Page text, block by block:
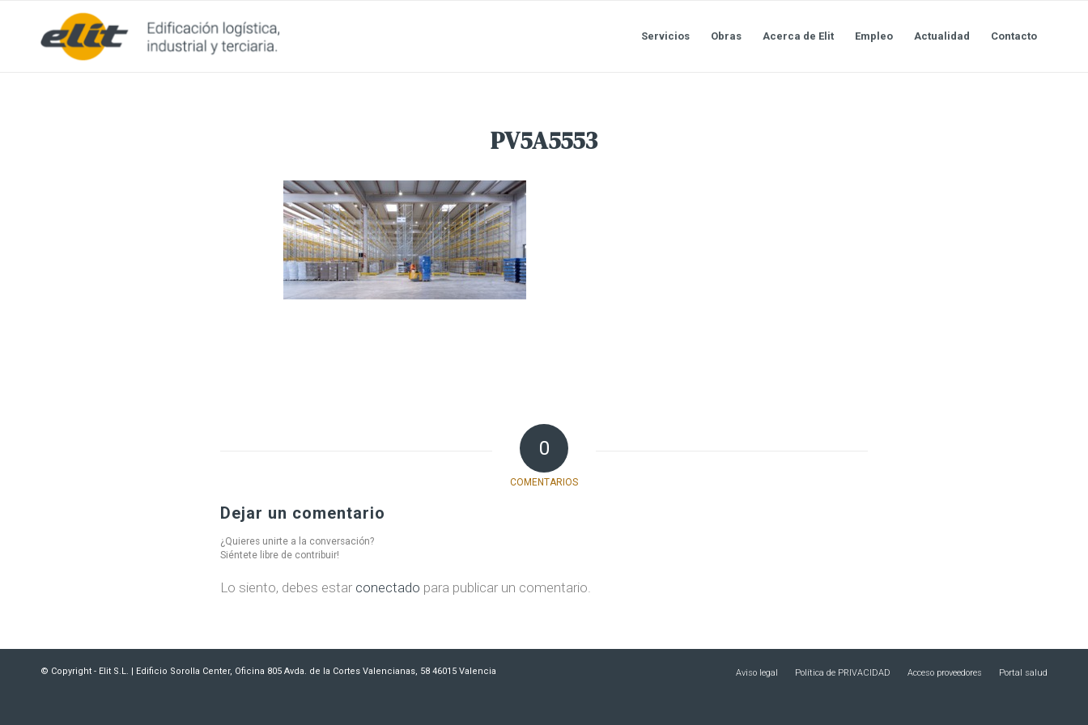
Servicios Obras Acerca de Elit Empleo Actualidad Contacto
PV5A5553
0
COMENTARIOS
Dejar un comentario
¿Quieres unirte a la conversación?
Siéntete libre de contribuir!
Lo siento, debes estar conectado para publicar un comentario.
© Copyright - Elit S.L. | Edificio Sorolla Center, Oficina 805 Avda. de la Cortes Valencianas, 58 46015 Valencia Aviso legal Política de PRIVACIDAD Acceso proveedores Portal salud